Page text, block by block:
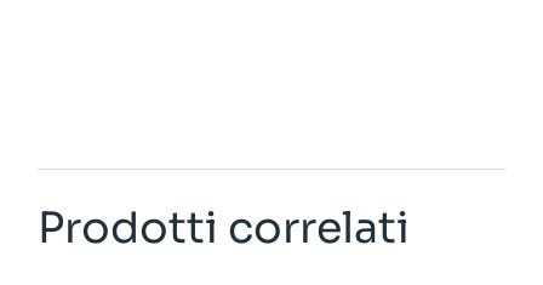
Prodotti correlati